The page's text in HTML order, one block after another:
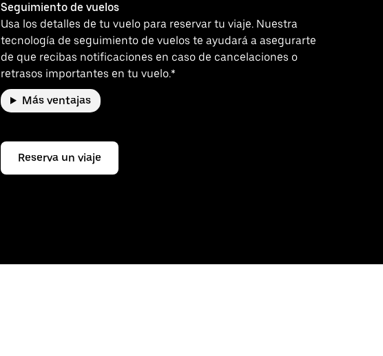
Seguimiento de vuelos
Usa los detalles de tu vuelo para reservar tu viaje. Nuestra
tecnología de seguimiento de vuelos te ayudará a asegurarte
de que recibas notificaciones en caso de cancelaciones o
retrasos importantes en tu vuelo.*
Más ventajas
Reserva un viaje